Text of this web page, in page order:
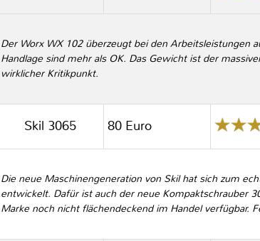
Der Worx WX 102 überzeugt bei den Arbeitsleistungen
Handlage sind mehr als OK. Das Gewicht ist der
wirklicher Kritikpunkt.
Skil 3065 80 Euro
Die neue Maschinengeneration von Skil hat sich zum
entwickelt. Dafür ist auch der neue Kompaktschrauber
Marke noch nicht flächendeckend im Handel verfügbar.